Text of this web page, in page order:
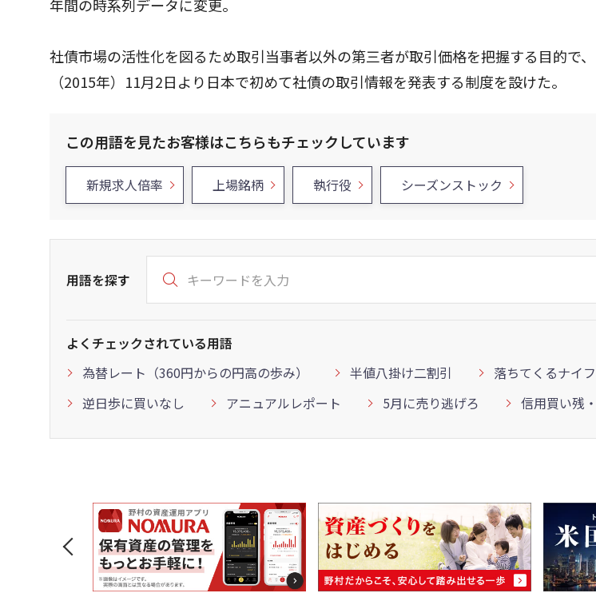
年間の時系列データに変更。
社債市場の活性化を図るため取引当事者以外の第三者が取引価格を把握する目的で
（2015年）11月2日より日本で初めて社債の取引情報を発表する制度を設けた。
この用語を見たお客様はこちらもチェックしています
新規求人倍率 上場銘柄 執行役 シーズンストック
用語を探す
よくチェックされている用語
為替レート（360円からの円高の歩み）
半値八掛け二割引
落ちてくるナイ
逆日歩に買いなし
アニュアルレポート 5月に売り逃げろ 信用買い残